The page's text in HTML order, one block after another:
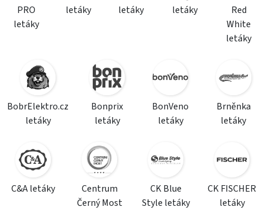
PRO
letáky
letáky
letáky
letáky
Red
White
letáky
BobrElektro.cz
letáky
Bonprix
letáky
BonVeno
letáky
Brněnka
letáky
C&A letáky
Centrum
Černý Most
CK Blue
Style letáky
CK FISCHER
letáky